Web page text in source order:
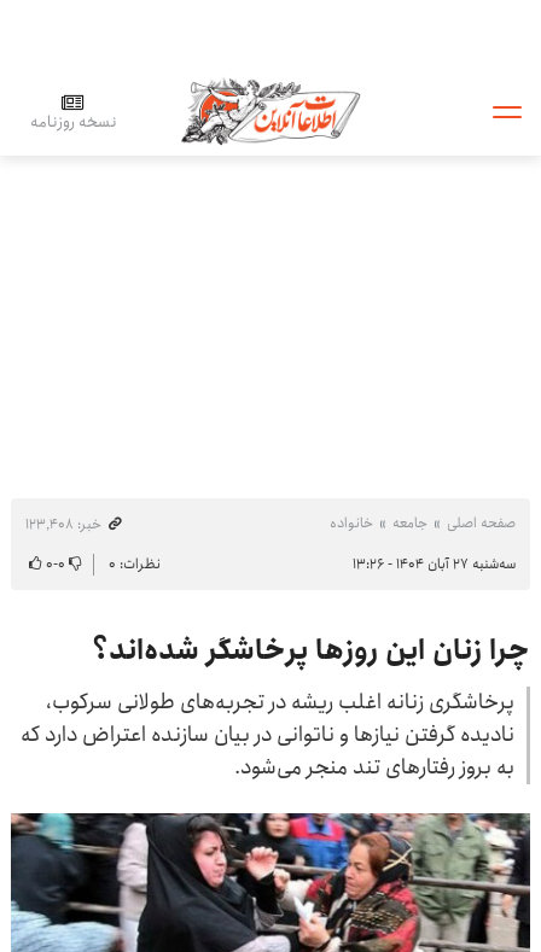
نسخه روزنامه
صفحه اصلی جامعه خانواده
خبر: ۱۲۳٬۴۰۸
سه‌شنبه ۲۷ آبان ۱۴۰۴ - ۱۳:۲۶
نظرات: ۰ ۰-۰
چرا زنان این روزها پرخاشگر شده‌اند؟
پرخاشگری زنانه اغلب ریشه ‌در تجربه‌های طولانی سرکوب،
نادیده‌ گرفتن نیازها و ناتوانی در بیان سازنده اعتراض دارد که
به بروز رفتارهای تند منجر می‌شود.